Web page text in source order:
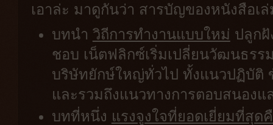
เอาล่ะ มาดูกันว่า สารบัญของหนังสือเล่
บทนำ วิถีการทำงานแบบใหม่ ปลูก
ชอบ เน็ตฟลิกซ์เริ่มเปลี่ยนวัฒนธรร
บริษัทยักษ์ใหญ่ทั่วไป ทั้งแนวปฏิบัติ
และรวมถึงแนวทางการตอบสนอง
บทที่หนึ่ง แรงจูงใจที่ยอดเยี่ยมที่สุด